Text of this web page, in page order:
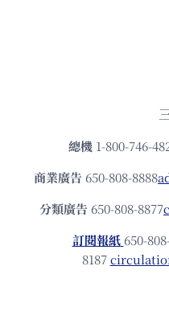
總機 1-800-746-
商業廣告 650-808-8888
分類廣告 650-808-8877
訂閱報紙 650-
8187